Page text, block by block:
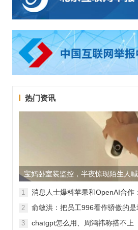
热门资讯
宝妈卧室装监控，半夜惊现陌生人喊
警方已介入调查
1
消息人士爆料苹果和OpenAI合作
无现金交易、未来探索分成佣金
2
俞敏洪：把员工996看作骄傲的是
司，建议24节气都放假
3
chatgpt怎么用、周鸿祎称搭不上